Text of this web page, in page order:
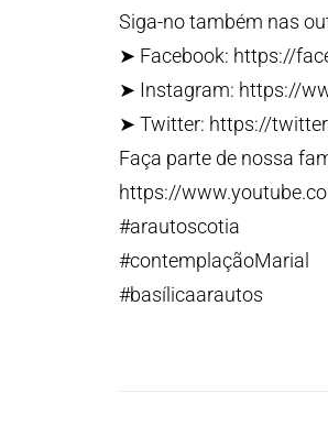
Siga-no também nas
➤ Facebook: https://
➤ Instagram: https://
➤ Twitter: https://
Faça parte de nossa
https://
#arautoscotia
#contemplaçãoMarial
#basílicaarautos